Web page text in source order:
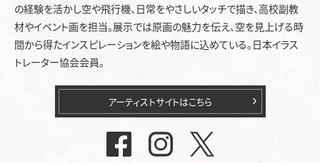
の経験を活かし空や飛行機、日常をやさしいタッチで描き、高校副教
材やイベント画を担当。展示では原画の魅力を伝え、空を見上げる時
間から得たインスピレーションを絵や物語に込めている。日本イラス
トレーター協会会員。
アーティストサイトはこちら